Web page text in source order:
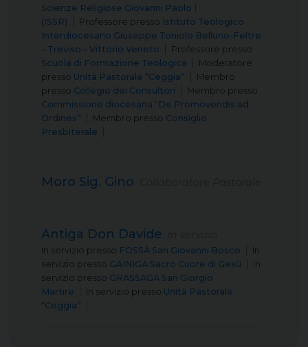
Scienze Religiose Giovanni Paolo I
(ISSR)
Professore presso Istituto Teologico
Interdiocesano Giuseppe Toniolo Belluno-Feltre
– Treviso – Vittorio Veneto
Professore presso
Scuola di Formazione Teologica
Moderatore
presso Unità Pastorale “Ceggia”
Membro
presso Collegio dei Consultori Membro presso
Commissione diocesana “De Promovendis ad
Ordines”
Membro presso Consiglio
Presbiterale
Moro Sig. Gino
Antiga Don Davide
In servizio presso FOSSÀ San Giovanni Bosco
In
servizio presso GAINIGA Sacro Cuore di Gesù
In
servizio presso GRASSAGA San Giorgio
Martire
In servizio presso Unità Pastorale
“Ceggia”